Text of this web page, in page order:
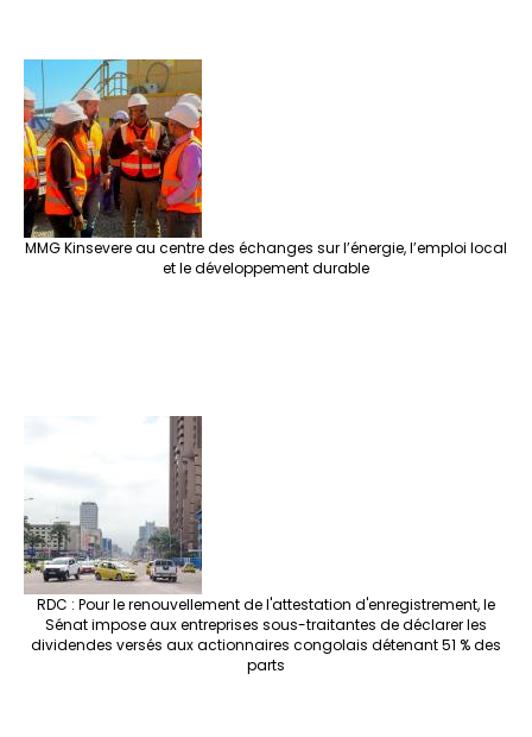
MMG Kinsevere au centre des échanges sur l’énergie, l’emploi local
et le développement durable
RDC : Pour le renouvellement de l'attestation d'enregistrement, le
Sénat impose aux entreprises sous-traitantes de déclarer les
dividendes versés aux actionnaires congolais détenant 51 % des
parts